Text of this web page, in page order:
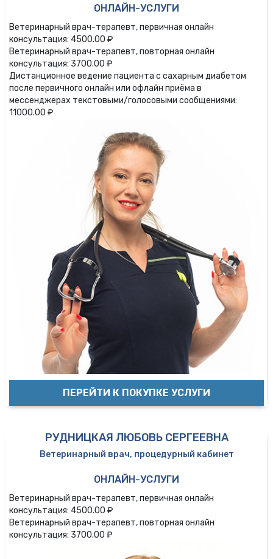
ОНЛАЙН-УСЛУГИ
Ветеринарный врач-терапевт, первичная онлайн
консультация: 4500.00 ₽
Ветеринарный врач-терапевт, повторная онлайн
консультация: 3700.00 ₽
Дистанционное ведение пациента с сахарным диабетом
после первичного онлайн или офлайн приёма в
мессенджерах текстовыми/голосовыми сообщениями:
11000.00 ₽
ПЕРЕЙТИ К ПОКУПКЕ УСЛУГИ
РУДНИЦКАЯ ЛЮБОВЬ СЕРГЕЕВНА
Ветеринарный врач, процедурный кабинет
ОНЛАЙН-УСЛУГИ
Ветеринарный врач-терапевт, первичная онлайн
консультация: 4500.00 ₽
Ветеринарный врач-терапевт, повторная онлайн
консультация: 3700.00 ₽